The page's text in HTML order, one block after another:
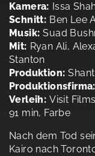
Kamera: Issa
Schnitt: Ben Lee
Musik: Suad
Mit: Ryan Ali,
Stanton
Produktion:
Produktionsfirma:
Verleih: Visit Films
91 min, Farbe
Nach dem Tod
Kairo nach